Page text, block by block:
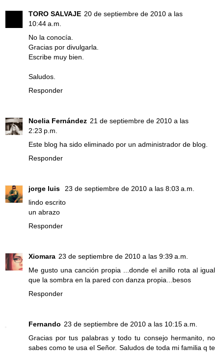
TORO SALVAJE 20 de septiembre de 2010 a las
10:44 a.m.
No la conocía.
Gracias por divulgarla.
Escribe muy bien.
Saludos.
Responder
Noelia Fernández 21 de septiembre de 2010 a las
2:23 p.m.
Este blog ha sido eliminado por un administrador de blog.
Responder
jorge luis
23 de septiembre de 2010 a las 8:03 a.m.
lindo escrito
un abrazo
Responder
Xiomara 23 de septiembre de 2010 a las 9:39 a.m.
Me gusto una canción propia ...donde el anillo rota al igual
que la sombra en la pared con danza propia...besos
Responder
Fernando 23 de septiembre de 2010 a las 10:15 a.m.
Gracias por tus palabras y todo tu consejo hermanito, no
sabes como te usa el Señor. Saludos de toda mi familia q te